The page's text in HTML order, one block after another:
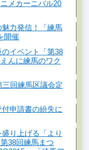
メカーニバル20
魅力発信！「練馬
開催
のイベント「第38
んに練馬のワク
三回練馬区議会定
付申請書の紛失に
盛り上げる「より
38回練馬まつ